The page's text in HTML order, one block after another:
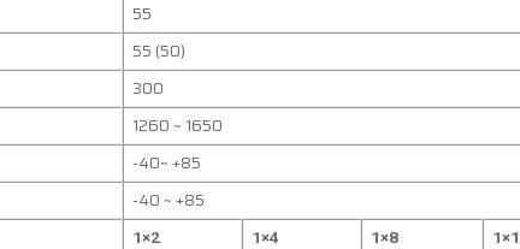
55
55 (50)
300
1260 ~ 1650
-40~ +85
-40 ~ +85
1×2 1×4 1×8